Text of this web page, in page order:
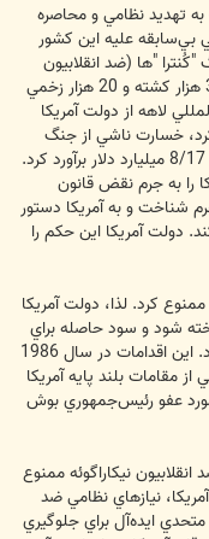
تهديد نظامي و محاصره
بي‌سابقه عليه اين كشور
"ها (ضد انقلابيون
نيكاراگوئه) عليه انقلاب ساندينيست‌ها، بيش از30 هزار كشته و 20 هزار زخمي
لاهه از دولت آمريكا
خسارت ناشي از جنگ
تجاوزكارانه آمريكا و محاصره اقتصادي نيكاراگوئه را 8/17 ميليارد دلار برآورد كرد.
را به جرم نقض قانون
شناخت و به آمريكا دستور
دولت آمريكا اين حكم را
كرد. لذا، دولت آمريكا
شود و سود حاصله براي
تهيه تجهيزات نظامي در اختيار كُنتراها گذارده شود. اين اقدامات در سال 1986
مقامات بلند پايه آمريكا
عفو رئيس‌جمهوري بوش
نيكاراگوئه ممنوع
نيازهاي نظامي ضد
متحدي ايده‌آل براي جلوگيري